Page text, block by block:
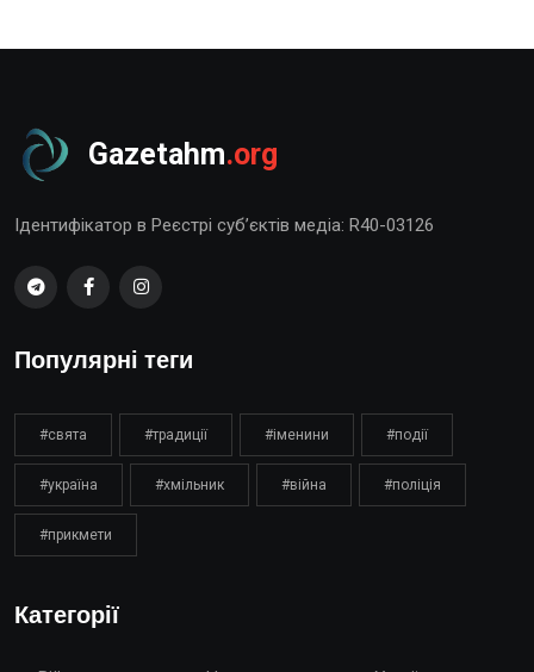
Gazetahm.org
Ідентифікатор в Реєстрі суб’єктів медіа: R40-03126
Популярні теги
#свята #традиції #іменини #події
#україна #хмільник #війна #поліція
#прикмети
Категорії